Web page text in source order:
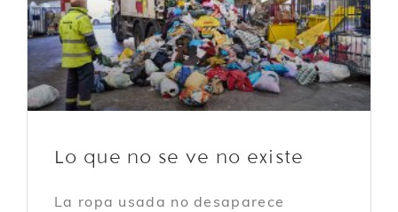
Lo que no se ve no existe
La ropa usada no desaparece